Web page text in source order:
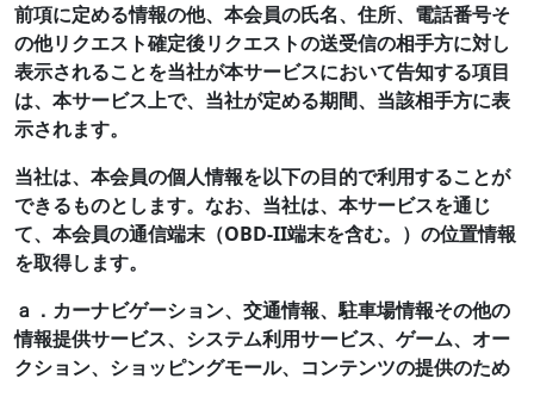
前項に定める情報の他、本会員の氏名、住所、電話番号そ
の他リクエスト確定後リクエストの送受信の相手方に対し
表示されることを当社が本サービスにおいて告知する項目
は、本サービス上で、当社が定める期間、当該相手方に表
示されます。
当社は、本会員の個人情報を以下の目的で利用することが
できるものとします。なお、当社は、本サービスを通じ
て、本会員の通信端末（OBD-II端末を含む。）の位置情報
を取得します。
ａ．カーナビゲーション、交通情報、駐車場情報その他の
情報提供サービス、システム利用サービス、ゲーム、オー
クション、ショッピングモール、コンテンツの提供のため